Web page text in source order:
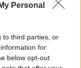
Personal
to third parties, or
for
below opt-out
Cagliari Primavera,